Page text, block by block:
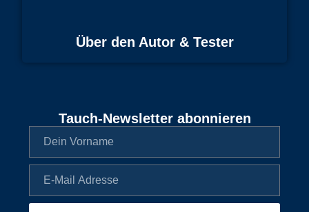
Über den Autor & Tester
Tauch-Newsletter abonnieren